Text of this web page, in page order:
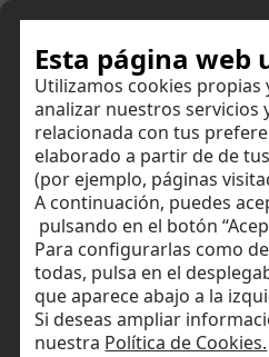
Esta página web
Utilizamos cookies propias
analizar nuestros
relacionada con tus
elaborado a partir de de
(por ejemplo, páginas
A continuación, puedes
pulsando en el botón
Para configurarlas como
todas, pulsa en el
que aparece abajo a la
Si deseas ampliar
nuestra Política de Cookies.
Ahorrar
Invertir
Tu día a día
Saca partido
mientras te
Haz que tu dinero crezca